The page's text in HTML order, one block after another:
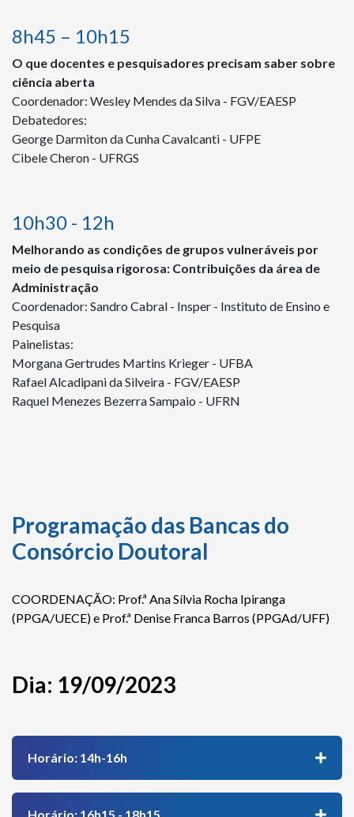
8h45 – 10h15
O que docentes e pesquisadores precisam saber sobre
ciência aberta
Coordenador: Wesley Mendes da Silva - FGV/EAESP
Debatedores:
George Darmiton da Cunha Cavalcanti - UFPE
Cibele Cheron - UFRGS
10h30 - 12h
Melhorando as condições de grupos vulneráveis por
meio de pesquisa rigorosa: Contribuições da área de
Administração
Coordenador: Sandro Cabral - Insper - Instituto de Ensino e
Pesquisa
Painelistas:
Morgana Gertrudes Martins Krieger - UFBA
Rafael Alcadipani da Silveira - FGV/EAESP
Raquel Menezes Bezerra Sampaio - UFRN
Programação das Bancas do
Consórcio Doutoral
COORDENAÇÃO: Prof.ª Ana Sílvia Rocha Ipiranga
(PPGA/UECE) e Prof.ª Denise Franca Barros (PPGAd/UFF)
Dia: 19/09/2023
Horário: 14h-16h